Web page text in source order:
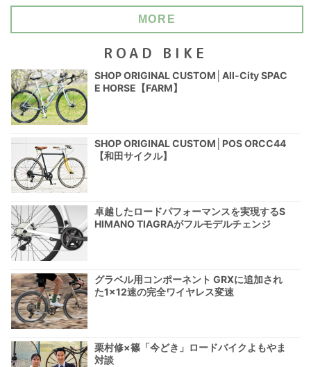
MORE
ROAD BIKE
SHOP ORIGINAL CUSTOM│All-City SPAC
E HORSE【FARM】
SHOP ORIGINAL CUSTOM│POS ORCC44
【和田サイクル】
卓越したロードパフォーマンスを実現するS
HIMANO TIAGRAがフルモデルチェンジ
グラベル用コンポーネント GRXに追加され
た1×12速の完全ワイヤレス変速
栗村修×篠「今どき」ロードバイクよもやま
対談